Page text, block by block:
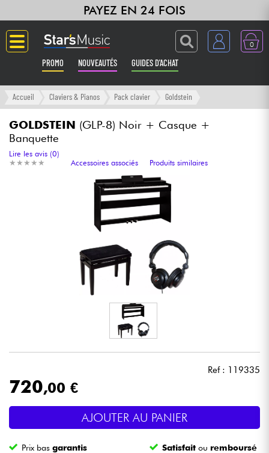
PAYEZ EN 24 FOIS
0
PROMO NOUVEAUTÉS GUIDES D'ACHAT
Langue
Guitares & Basses
Amplis & Effets
Claviers & Pianos
Synthés & Sampleurs
Home Studio
Eclairage
Accueil Claviers & Pianos Pack clavier Goldstein
GOLDSTEIN (GLP-8) Noir + Casque +
Banquette
★ ★ ★ ★ ★
★ ★ ★ ★ ★
Lire les avis (0)
Accessoires associés
Produits similaires
Ref : 119335
720,00 €
AJOUTER AU PANIER
Prix basgarantis Satisfait ou remboursé